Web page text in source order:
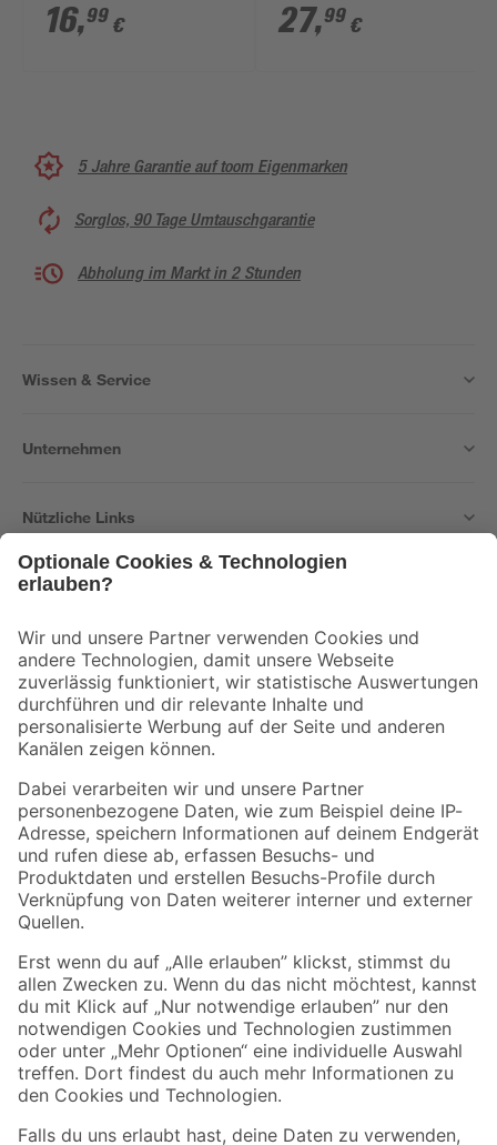
16,99 € 27,99 €
5 Jahre Garantie auf toom Eigenmarken
Sorglos, 90 Tage Umtauschgarantie
Abholung im Markt in 2 Stunden
Wissen & Service
Unternehmen
Nützliche Links
Der toom Newsletter: Keine Angebote und Aktionen mehr verpassen!
Zur Newsletter Anmeldung
Folge uns
Zahlungsarten Versandarten
Sicher einkaufen
Jetzt die toom-App herunterladen